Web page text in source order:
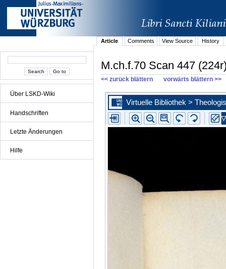
Über LSKD-Wiki
Handschriften
Letzte Änderungen
Hilfe
Article Comments View Source History
M.ch.f.70 Scan 447
<< zurück blättern vorwärts blättern >>